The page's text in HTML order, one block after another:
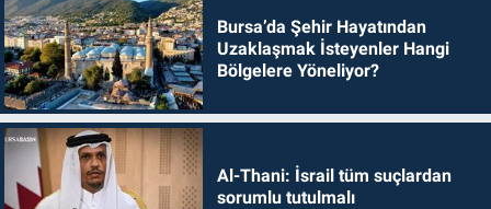
Bursa’da Şehir Hayatından
Uzaklaşmak İsteyenler Hangi
Bölgelere Yöneliyor?
Al-Thani: İsrail tüm suçlardan
sorumlu tutulmalı